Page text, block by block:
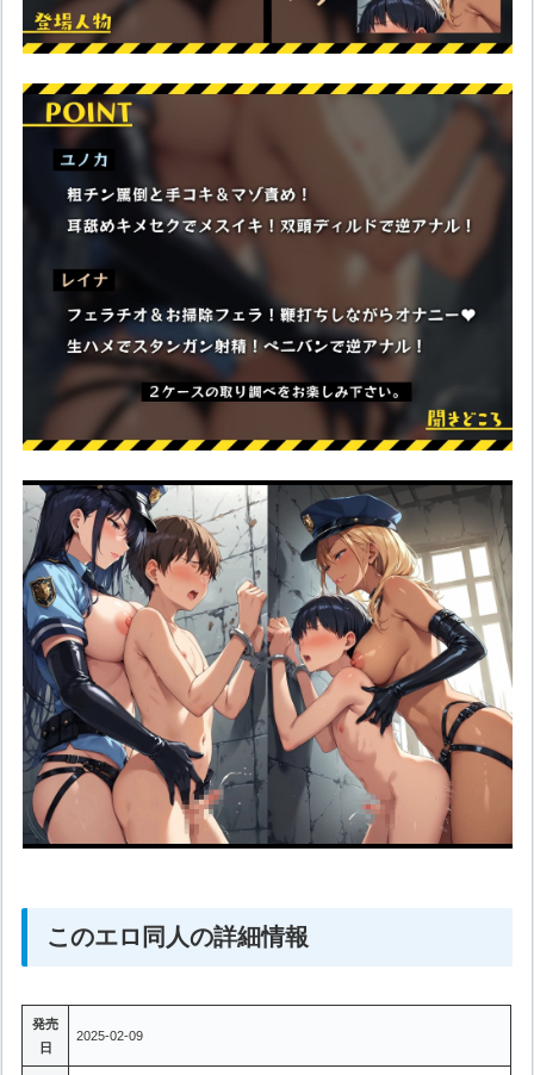
このエロ同人の詳細情報
発売
日
2025-02-09